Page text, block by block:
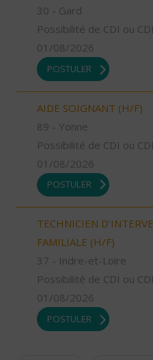
30 - Gard
Possibilité de CDI ou
01/08/2026
POSTULER
AIDE SOIGNANT (H/F)
89 - Yonne
Possibilité de CDI ou
01/08/2026
POSTULER
TECHNICIEN
FAMILIALE (H/F)
37 - Indre-et-Loire
Possibilité de CDI ou
01/08/2026
POSTULER